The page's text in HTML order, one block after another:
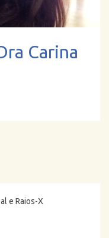
Carina
e Raios-X